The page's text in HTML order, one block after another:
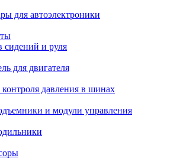
для автоэлектроники
сидений и руля
для двигателя
давления в шинах
и модули управления